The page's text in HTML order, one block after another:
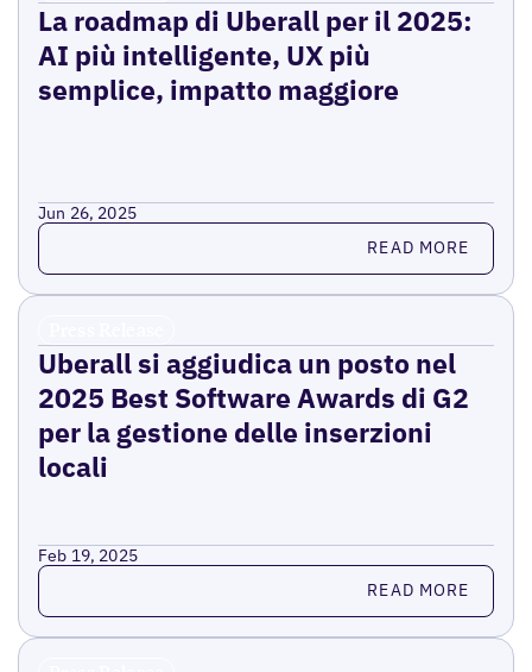
La roadmap di Uberall per il 2025:
AI più intelligente, UX più
semplice, impatto maggiore
Jun 26, 2025
Read more READ MORE
Uberall si aggiudica un posto nel
2025 Best Software Awards di G2
per la gestione delle inserzioni
locali
Feb 19, 2025
Read more READ MORE